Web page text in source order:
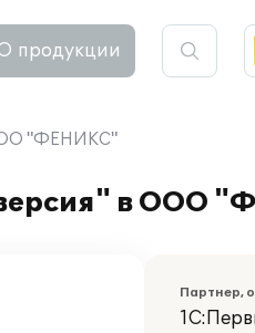
продукции
ООО "ФЕНИКС"
версия" в ООО
Партнер,